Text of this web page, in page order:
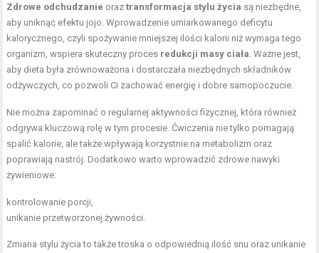
Zdrowe odchudzanie oraztransformacja stylu życia są niezbędne,
aby uniknąć efektu jojo. Wprowadzenie umiarkowanego deficytu
kalorycznego, czyli spożywanie mniejszej ilości kalorii niż wymaga tego
organizm, wspiera skuteczny proces redukcji masy ciała . Ważne jest,
aby dieta była zrównoważona i dostarczała niezbędnych składników
odżywczych, co pozwoli Ci zachować energię i dobre samopoczucie.
Nie można zapominać o regularnej aktywności fizycznej, która również
odgrywa kluczową rolę w tym procesie. Ćwiczenia nie tylko pomagają
spalić kalorie, ale także wpływają korzystnie na metabolizm oraz
poprawiają nastrój. Dodatkowo warto wprowadzić zdrowe nawyki
żywieniowe:
kontrolowanie porcji,
unikanie przetworzonej żywności.
Zmiana stylu życia to także troska o odpowiednią ilość snu oraz unikanie